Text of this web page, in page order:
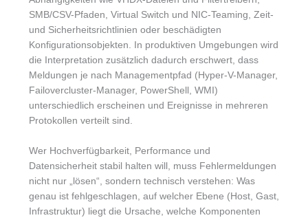
SMB/CSV-Pfaden, Virtual Switch und NIC-Teaming, Zeit-
und Sicherheitsrichtlinien oder beschädigten
Konfigurationsobjekten. In produktiven Umgebungen wird
die Interpretation zusätzlich dadurch erschwert, dass
Meldungen je nach Managementpfad (Hyper-V-Manager,
Failovercluster-Manager, PowerShell, WMI)
unterschiedlich erscheinen und Ereignisse in mehreren
Protokollen verteilt sind.
Wer Hochverfügbarkeit, Performance und
Datensicherheit stabil halten will, muss Fehlermeldungen
nicht nur „lösen“, sondern technisch verstehen: Was
genau ist fehlgeschlagen, auf welcher Ebene (Host, Gast,
Infrastruktur) liegt die Ursache, welche Komponenten